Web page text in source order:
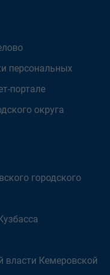
персональных
портале
округа
городского
власти Кемеровской